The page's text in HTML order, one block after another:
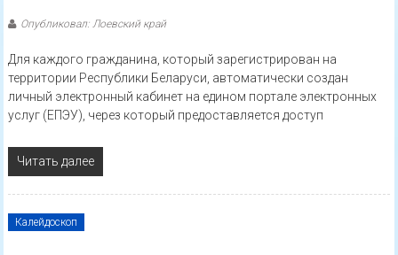
Опубликовал: Лоевский край
Для каждого гражданина, который зарегистрирован на
территории Республики Беларуси, автоматически создан
личный электронный кабинет на едином портале электронных
услуг (ЕПЭУ), через который предоставляется доступ
Читать далее
Калейдоскоп